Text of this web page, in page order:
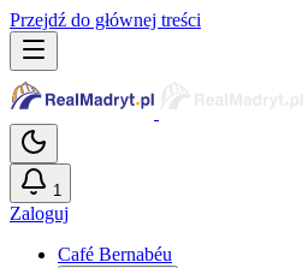
Przejdź do głównej treści
1
Zaloguj
Café Bernabéu